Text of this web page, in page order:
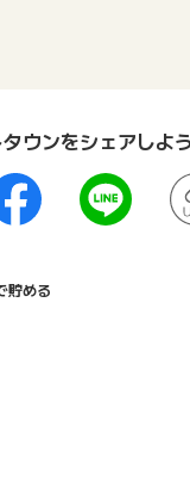
ウンをシェアしよ
貯める